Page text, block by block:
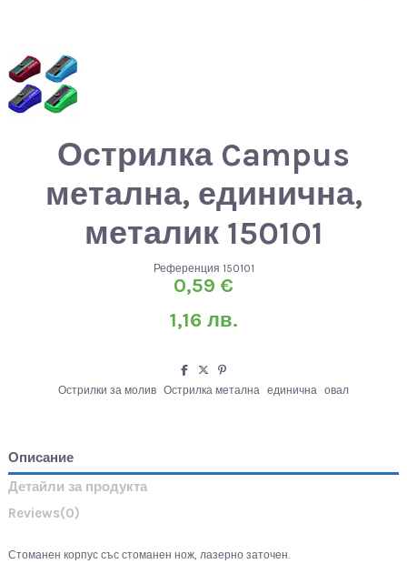
Острилка Campus
метална, единична,
металик 150101
Референция 150101
0,59 €
1,16 лв.
Острилки за молив Острилка метална единична овал
Описание
Детайли за продукта
Reviews(0)
Стоманен корпус със стоманен нож, лазерно заточен.